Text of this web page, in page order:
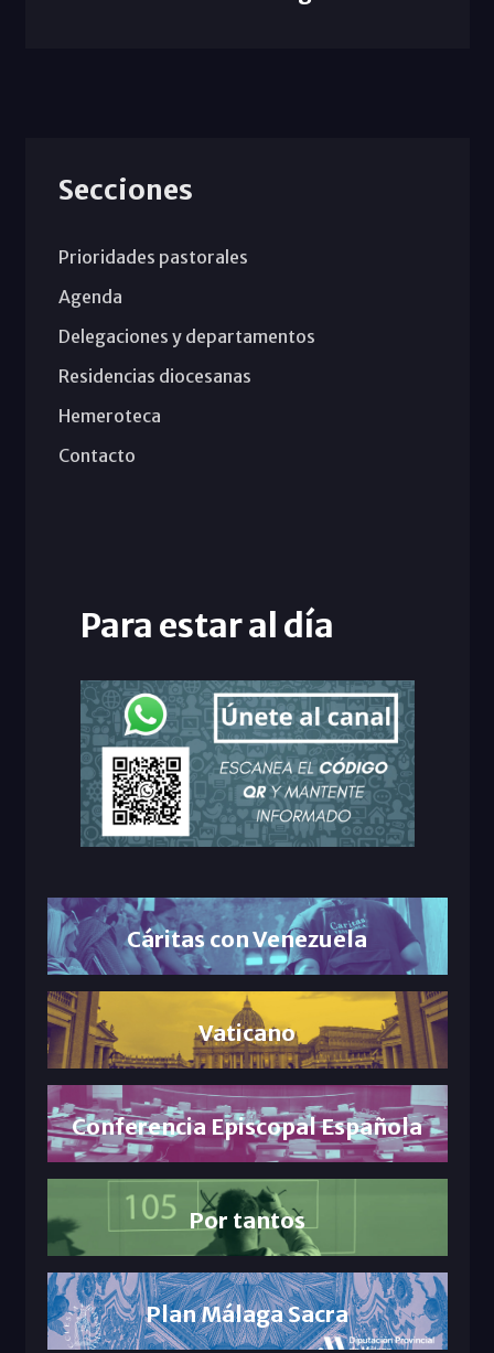
Secciones
Prioridades pastorales
Agenda
Delegaciones y departamentos
Residencias diocesanas
Hemeroteca
Contacto
Para estar al día
Cáritas con Venezuela
Vaticano
Conferencia Episcopal Española
Por tantos
Plan Málaga Sacra